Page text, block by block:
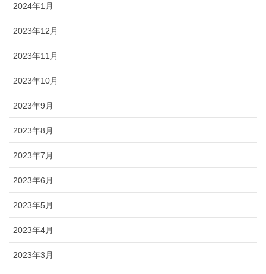
2024年1月
2023年12月
2023年11月
2023年10月
2023年9月
2023年8月
2023年7月
2023年6月
2023年5月
2023年4月
2023年3月